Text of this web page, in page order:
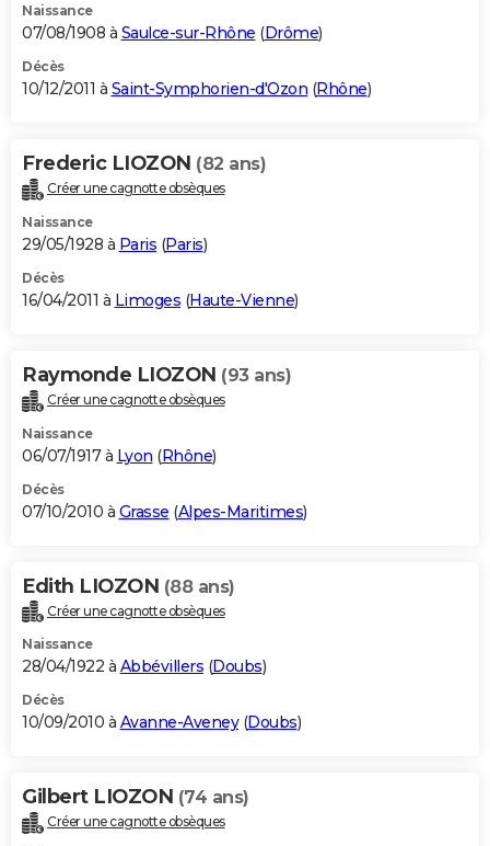
Naissance
07/08/1908 à Saulce-sur-Rhône (Drôme)
Décès
10/12/2011 à Saint-Symphorien-d'Ozon (Rhône)
Frederic LIOZON (82 ans)
Créer une cagnotte obsèques
Naissance
29/05/1928 à Paris (Paris)
Décès
16/04/2011 à Limoges (Haute-Vienne)
Raymonde LIOZON (93 ans)
Créer une cagnotte obsèques
Naissance
06/07/1917 à Lyon (Rhône)
Décès
07/10/2010 à Grasse (Alpes-Maritimes)
Edith LIOZON (88 ans)
Créer une cagnotte obsèques
Naissance
28/04/1922 à Abbévillers (Doubs)
Décès
10/09/2010 à Avanne-Aveney(Doubs)
Gilbert LIOZON (74 ans)
Créer une cagnotte obsèques